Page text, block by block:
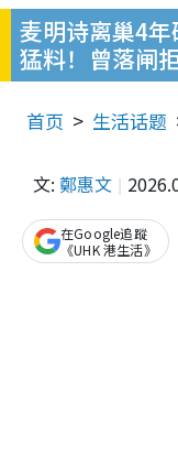
麦明诗离巢4
猛料！曾落闸
首页 生活话题
文: 鄭惠文
在Google追蹤
《UHK 港生活》